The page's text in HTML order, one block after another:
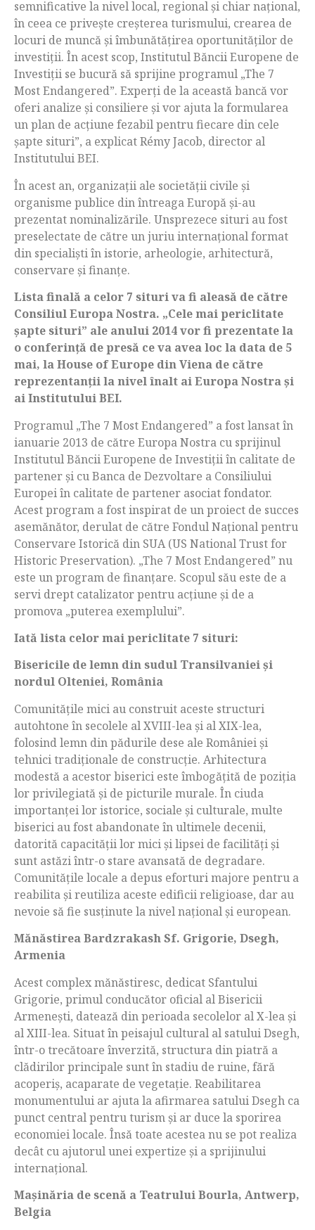
semnificative la nivel local, regional și chiar național,
în ceea ce privește creșterea turismului, crearea de
locuri de muncă și îmbunătățirea oportunităților de
investiții. În acest scop, Institutul Băncii Europene de
Investiții se bucură să sprijine programul „The 7
Most Endangered”. Experți de la această bancă vor
oferi analize și consiliere și vor ajuta la formularea
un plan de acțiune fezabil pentru fiecare din cele
șapte situri”, a explicat Rémy Jacob, director al
Institutului BEI.
În acest an, organizații ale societății civile și
organisme publice din întreaga Europă şi-au
prezentat nominalizările. Unsprezece situri au fost
preselectate de către un juriu internațional format
din specialiști în istorie, arheologie, arhitectură,
conservare și finanțe.
Lista finală a celor 7 situri va fi aleasă de către
Consiliul Europa Nostra. „Cele mai periclitate
șapte situri” ale anului 2014 vor fi prezentate la
o conferință de presă ce va avea loc la data de 5
mai, la House of Europe din Viena de către
reprezentanții la nivel înalt ai Europa Nostrași
ai Institutului BEI.
Programul „The 7 Most Endangered” a fost lansat în
ianuarie 2013 de către Europa Nostra cu sprijinul
Institutul Băncii Europene de Investiții în calitate de
partener și cu Banca de Dezvoltare a Consiliului
Europei în calitate de partener asociat fondator.
Acest program a fost inspirat de un proiect de succes
asemănător, derulat de către Fondul Naţional pentru
Conservare Istorică din SUA (US National Trust for
Historic Preservation). „The 7 Most Endangered” nu
este un program de finanțare. Scopul său este de a
servi drept catalizator pentru acțiune și de a
promova „puterea exemplului”.
Iată lista celor mai periclitate 7 situri:
Bisericile de lemn din sudul Transilvanieiși
nordul Olteniei, România
Comunitățile mici au construit aceste structuri
autohtone în secolele al XVIII-lea și al XIX-lea,
folosind lemn din pădurile dese ale României și
tehnici tradiționale de construcție. Arhitectura
modestă a acestor biserici este îmbogățită de poziția
lor privilegiată și de picturile murale. În ciuda
importanței lor istorice, sociale și culturale, multe
biserici au fost abandonate în ultimele decenii,
datorită capacității lor mici și lipsei de facilități și
sunt astăzi într-o stare avansată de degradare.
Comunitățile locale a depus eforturi majore pentru a
reabilita și reutiliza aceste edificii religioase, dar au
nevoie să fie susținute la nivel național și european.
Mănăstirea Bardzrakash Sf. Grigorie, Dsegh,
Armenia
Acest complex mănăstiresc, dedicat Sfantului
Grigorie, primul conducător oficial al Bisericii
Armenești, datează din perioada secolelor al X-lea și
al XIII-lea. Situat în peisajul cultural al satului Dsegh,
într-o trecătoare înverzită, structura din piatră a
clădirilor principale sunt în stadiu de ruine, fără
acoperiș, acaparate de vegetație. Reabilitarea
monumentului ar ajuta la afirmarea satului Dsegh ca
punct central pentru turism și ar duce la sporirea
economiei locale. Însă toate acestea nu se pot realiza
decât cu ajutorul unei expertize și a sprijinului
internațional.
Mașinăria de scenă a Teatrului Bourla, Antwerp,
Belgia